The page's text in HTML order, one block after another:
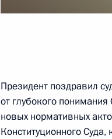
Встреча с
Встреча с судьями
12 декабря 2023 года, 16:10
Президент поздравил
от глубокого
новых нормативных
Конституционного